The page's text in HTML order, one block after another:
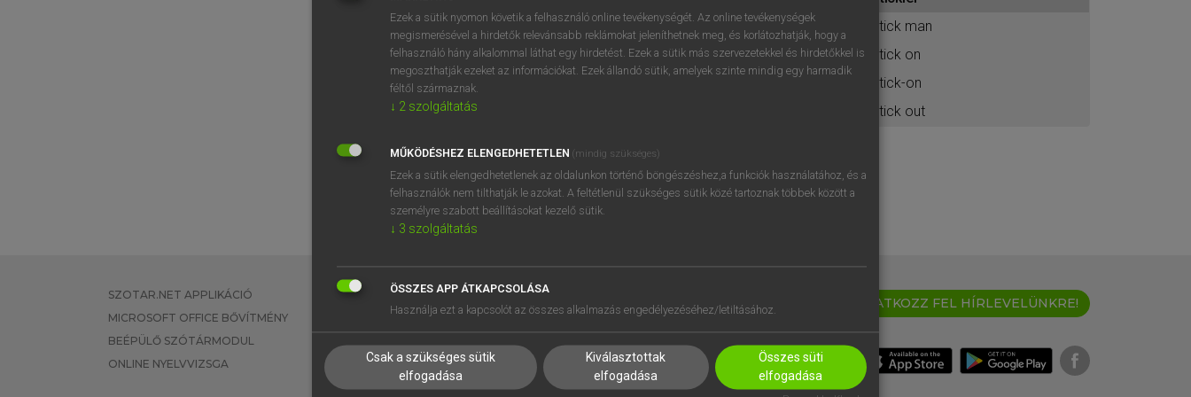
BELÉPÉS
próbaverziójának elindításához
regisztrálok ésbelépek.
REGISZTRÁCIÓ
stick man
stick on
stick-on
stick out
SZOTAR.NET APPLIKÁCIÓ
MICROSOFT OFFICE BŐVÍTMÉNY
BEÉPÜLŐ SZÓTÁRMODUL
ONLINE NYELVVIZSGA
EGYÉNI FELHASZNÁLÓKNAK
TANULÓKNAK
VÁLLALATI MEGOLDÁSOK
SÚGÓ
RÓLUNK
SÜTI BEÁLLÍTÁSOK
IRATKOZZ FEL HÍRLEVELÜNKRE!
Ezek a sütik nyomon követik a felhasználó online tevékenységét. Az online tevékenységek
megismerésével a hirdetők relevánsabb reklámokat jeleníthetnek meg, és korlátozhatják, hogy a
felhasználó hány alkalommal láthat egy hirdetést. Ezek a sütik más szervezetekkel és hirdetőkkel is
megoszthatják ezeket az információkat. Ezek állandó sütik, amelyek szinte mindig egy harmadik
féltől származnak.
↓ 2 szolgáltatás
MŰKÖDÉSHEZ ELENGEDHETETLEN (mindig szükséges)
Ezek a sütik elengedhetetlenek az oldalunkon történő böngészéshez,a funkciók használatához, és a
felhasználók nem tilthatják le azokat. A feltétlenül szükséges sütik közé tartoznak többek között a
személyre szabott beállításokat kezelő sütik.
↓ 3 szolgáltatás
ÖSSZES APP ÁTKAPCSOLÁSA
Használja ezt a kapcsolót az összes alkalmazás engedélyezéséhez/letiltásához.
Csak a szükséges sütik
elfogadása
Kiválasztottak
elfogadása
Összes süti
elfogadása